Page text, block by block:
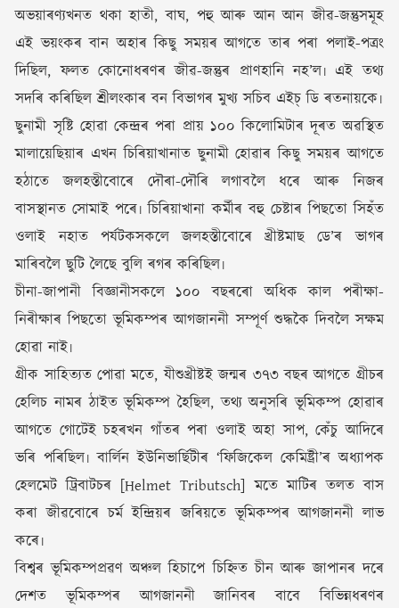
অভয়াৰণ্যখনত থকা হাতী, বাঘ, পহু আৰু আন আন জীৱ-জন্তুসমূহ
এই ভয়ংকৰ বান অহাৰ কিছু সময়ৰ আগতে তাৰ পৰা পলাই-পত্ৰং
দিছিল, ফলত কোনোধৰণৰ জীৱ-জন্তুৰ প্ৰাণহানি নহ’ল৷ এই তথ্য
সদৰি কৰিছিল শ্ৰীলংকাৰ বন বিভাগৰ মুখ্য সচিব এইচ্‌ ডি ৰতনায়কে৷
ছুনামী সৃষ্টি হোৱা কেন্দ্ৰৰ পৰা প্ৰায় ১০০ কিলোমিটাৰ দূৰত অৱস্থিত
মালায়েছিয়াৰ এখন চিৰিয়াখানাত ছুনামী হোৱাৰ কিছু সময়ৰ আগতে
হঠাতে জলহস্তীবোৰে দৌৰা-দৌৰি লগাবলৈ ধৰে আৰু নিজৰ
বাসস্থানত সোমাই পৰে৷ চিৰিয়াখানা কৰ্মীৰ বহু চেষ্টাৰ পিছতো সিহঁত
ওলাই নহাত পৰ্যটকসকলে জলহস্তীবোৰে খ্ৰীষ্টমাছ ডে’ৰ ভাগৰ
মাৰিবলৈ ছুটি লৈছে বুলি ৰগৰ কৰিছিল৷
চীনা-জাপানী বিজ্ঞানীসকলে ১০০ বছৰৰো অধিক কাল পৰীক্ষা-
নিৰীক্ষাৰ পিছতো ভূমিকম্পৰ আগজাননী সম্পূৰ্ণ শুদ্ধকৈ দিবলৈ সক্ষম
হোৱা নাই৷
গ্ৰীক সাহিত্যত পোৱা মতে, যীশুখ্ৰীষ্টই জন্মৰ ৩৭৩ বছৰ আগতে গ্ৰীচৰ
হেলিচ নামৰ ঠাইত ভূমিকম্প হৈছিল, তথ্য অনুসৰি ভূমিকম্প হোৱাৰ
আগতে গোটেই চহৰখন গাঁতৰ পৰা ওলাই অহা সাপ, কেঁচু আদিৰে
ভৰি পৰিছিল৷ বাৰ্লিন ইউনিভাৰ্ছিটীৰ ‘ফিজিকেল কেমিষ্ট্ৰী’ৰ অধ্যাপক
হেলমেট ট্ৰিবাটচৰ [Helmet Tributsch] মতে মাটিৰ তলত বাস
কৰা জীৱবোৰে চৰ্ম ইন্দ্ৰিয়ৰ জৰিয়তে ভূমিকম্পৰ আগজাননী লাভ
কৰে৷
বিশ্বৰ ভূমিকম্পপ্ৰৱণ অঞ্চল হিচাপে চিহ্নিত চীন আৰু জাপানৰ দৰে
দেশত ভূমিকম্পৰ আগজাননী জানিবৰ বাবে বিভিন্নধৰণৰ